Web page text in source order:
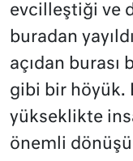
evcilleştiği ve
buradan
açıdan
gibi bir höyük.
yükseklikte
önemli